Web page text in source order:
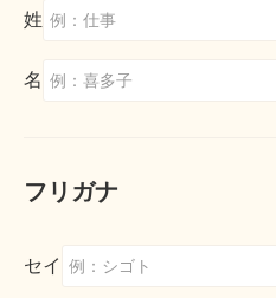
姓
名
フリガナ
セイ